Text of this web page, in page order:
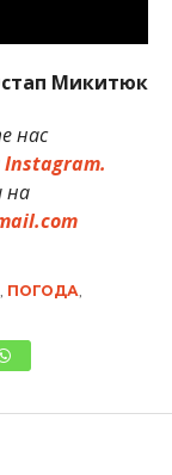
Микитюк
нас
Instagram.
на
ПОГОДА